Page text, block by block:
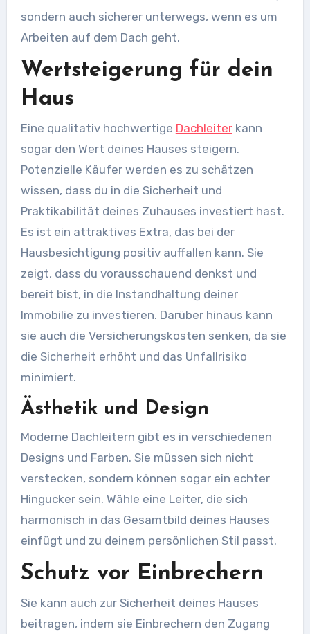
sondern auch sicherer unterwegs, wenn es um
Arbeiten auf dem Dach geht.
Wertsteigerung für dein
Haus
Eine qualitativ hochwertige Dachleiterkann
sogar den Wert deines Hauses steigern.
Potenzielle Käufer werden es zu schätzen
wissen, dass du in die Sicherheit und
Praktikabilität deines Zuhauses investiert hast.
Es ist ein attraktives Extra, das bei der
Hausbesichtigung positiv auffallen kann. Sie
zeigt, dass du vorausschauend denkst und
bereit bist, in die Instandhaltung deiner
Immobilie zu investieren. Darüber hinaus kann
sie auch die Versicherungskosten senken, da sie
die Sicherheit erhöht und das Unfallrisiko
minimiert.
Ästhetik und Design
Moderne Dachleitern gibt es in verschiedenen
Designs und Farben. Sie müssen sich nicht
verstecken, sondern können sogar ein echter
Hingucker sein. Wähle eine Leiter, die sich
harmonisch in das Gesamtbild deines Hauses
einfügt und zu deinem persönlichen Stil passt.
Schutz vor Einbrechern
Sie kann auch zur Sicherheit deines Hauses
beitragen, indem sie Einbrechern den Zugang